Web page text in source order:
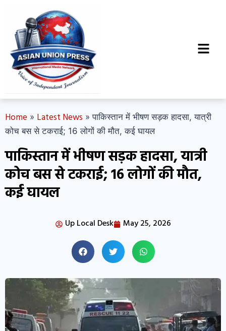
Home » Latest News » पाकिस्तान में भीषण सड़क हादसा, यात्री
कोच बस से टकराई; 16 लोगों की मौत, कई घायल
पाकिस्तान में भीषण सड़क हादसा, यात्री
कोच बस से टकराई; 16 लोगों की मौत,
कई घायल
Up Local Desk May 25, 2026